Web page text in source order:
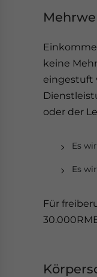
keine
eingestuft
oder der
Es
Es
Für